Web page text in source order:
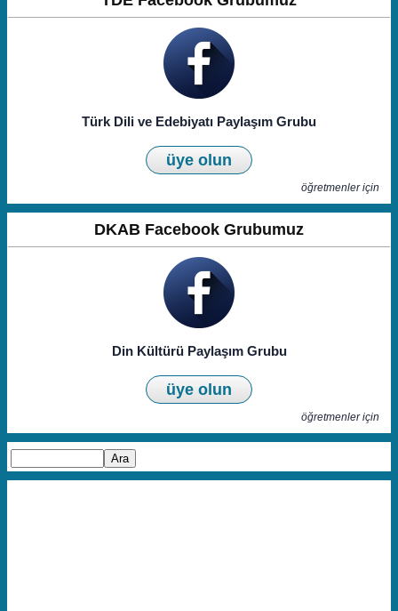
Türk Dili ve Edebiyatı Paylaşım Grubu
üye olun
öğretmenler için
DKAB Facebook Grubumuz
Din Kültürü Paylaşım Grubu
üye olun
öğretmenler için